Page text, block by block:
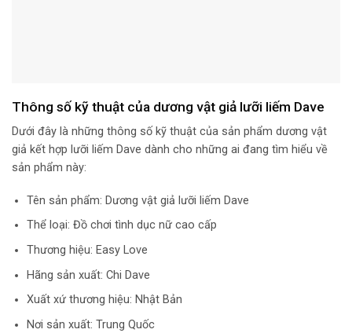
Thông số kỹ thuật của dương vật giả lưỡi liếm Dave
Dưới đây là những thông số kỹ thuật của sản phẩm dương vật
giả kết hợp lưỡi liếm Dave dành cho những ai đang tìm hiểu về
sản phẩm này:
Tên sản phẩm: Dương vật giả lưỡi liếm Dave
Thể loại: Đồ chơi tình dục nữ cao cấp
Thương hiệu: Easy Love
Hãng sản xuất: Chi Dave
Xuất xứ thương hiệu: Nhật Bản
Nơi sản xuất: Trung Quốc